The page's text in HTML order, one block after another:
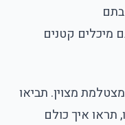
מיכלים קטנים
מצוין. תביאו
תראו איך כולם